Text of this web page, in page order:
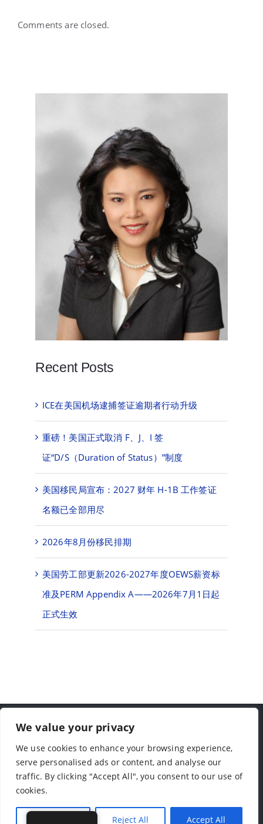
We value your privacy
We use cookies to enhance your browsing experience,
serve personalised ads or content, and analyse our
traffic. By clicking "Accept All", you consent to our use of
cookies.
Reject All Accept All
Comments are closed.
Recent Posts
ICE在美国机场逮捕签证逾期者行动升级
重磅！美国正式取消 F、J、I 签
证“D/S（Duration of Status）”制度
美国移民局宣布：2027 财年 H-1B 工作签证
名额已全部用尽
2026年8月份移民排期
美国劳工部更新2026-2027年度OEWS薪资标
准及PERM Appendix A——2026年7月1日起
正式生效
Solis & Yan, P.C.,
TEL: (713)-779-4416